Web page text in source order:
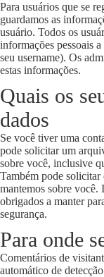
Para usuários que se
guardamos as
usuário. Todos os
informações pessoais
seu username). Os
estas informações.
Quais os
dados
Se você tiver uma
pode solicitar um
sobre você, inclusive
Também pode solicitar
mantemos sobre você.
obrigados a manter
segurança.
Para onde
Comentários de
automático de